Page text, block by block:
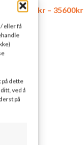
eller få
på dette
ved å
på
34000 kr – 35600kr